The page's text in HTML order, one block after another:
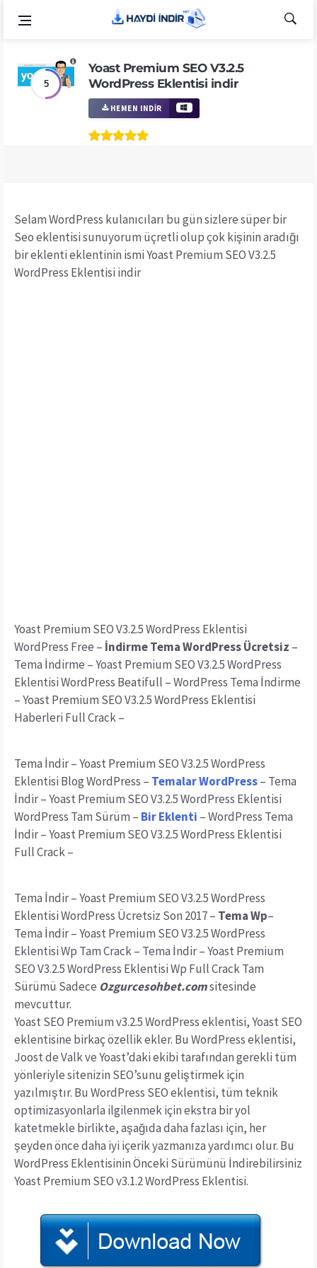
5
Yoast Premium SEO V3.2.5
WordPress Eklentisi indir
HEMEN INDIR
Selam WordPress kulanıcıları bu gün sizlere süper bir
Seo eklentisi sunuyorum üçretli olup çok kişinin aradığı
bir eklenti eklentinin ismi Yoast Premium SEO V3.2.5
WordPress Eklentisi indir
Yoast Premium SEO V3.2.5 WordPress Eklentisi
WordPress Free – İndirme Tema WordPress Ücretsiz –
Tema İndirme – Yoast Premium SEO V3.2.5 WordPress
Eklentisi WordPress Beatifull – WordPress Tema İndirme
– Yoast Premium SEO V3.2.5 WordPress Eklentisi
Haberleri Full Crack –
Tema İndir – Yoast Premium SEO V3.2.5 WordPress
Eklentisi Blog WordPress – Temalar WordPress– Tema
İndir – Yoast Premium SEO V3.2.5 WordPress Eklentisi
WordPress Tam Sürüm – Bir Eklenti – WordPress Tema
İndir – Yoast Premium SEO V3.2.5 WordPress Eklentisi
Full Crack –
Tema İndir – Yoast Premium SEO V3.2.5 WordPress
Eklentisi WordPress Ücretsiz Son 2017 – Tema Wp–
Tema İndir – Yoast Premium SEO V3.2.5 WordPress
Eklentisi Wp Tam Crack – Tema İndir – Yoast Premium
SEO V3.2.5 WordPress Eklentisi Wp Full Crack Tam
Sürümü Sadece Ozgurcesohbet.comsitesinde
mevcuttur.
Yoast SEO Premium v3.2.5 WordPress eklentisi, Yoast SEO
eklentisine birkaç özellik ekler. Bu WordPress eklentisi,
Joost de Valk ve Yoast’daki ekibi tarafından gerekli tüm
yönleriyle sitenizin SEO’sunu geliştirmek için
yazılmıştır. Bu WordPress SEO eklentisi, tüm teknik
optimizasyonlarla ilgilenmek için ekstra bir yol
katetmekle birlikte, aşağıda daha fazlası için, her
şeyden önce daha iyi içerik yazmanıza yardımcı olur. Bu
WordPress Eklentisinin Önceki Sürümünü İndirebilirsiniz
Yoast Premium SEO v3.1.2 WordPress Eklentisi.